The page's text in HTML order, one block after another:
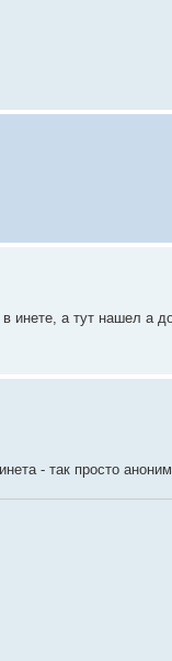
инете, а тут нашел а
- так просто